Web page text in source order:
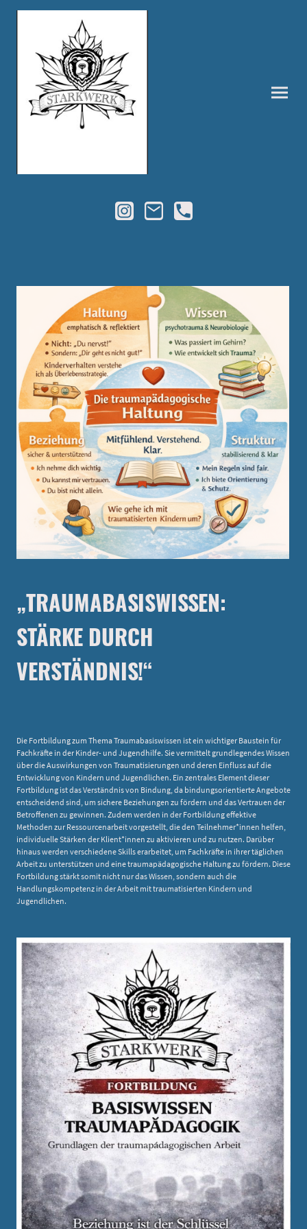
„TRAUMABASISWISSEN:
STÄRKE DURCH
VERSTÄNDNIS!“
Die Fortbildung zum Thema Traumabasiswissen ist ein wichtiger Baustein für
Fachkräfte in der Kinder- und Jugendhilfe. Sie vermittelt grundlegendes Wissen
über die Auswirkungen von Traumatisierungen und deren Einfluss auf die
Entwicklung von Kindern und Jugendlichen. Ein zentrales Element dieser
Fortbildung ist das Verständnis von Bindung, da bindungsorientierte Angebote
entscheidend sind, um sichere Beziehungen zu fördern und das Vertrauen der
Betroffenen zu gewinnen. Zudem werden in der Fortbildung effektive
Methoden zur Ressourcenarbeit vorgestellt, die den Teilnehmer*innen helfen,
individuelle Stärken der Klient*innen zu aktivieren und zu nutzen. Darüber
hinaus werden verschiedene Skills erarbeitet, um Fachkräfte in ihrer täglichen
Arbeit zu unterstützen und eine traumapädagogische Haltung zu fördern. Diese
Fortbildung stärkt somit nicht nur das Wissen, sondern auch die
Handlungskompetenz in der Arbeit mit traumatisierten Kindern und
Jugendlichen.